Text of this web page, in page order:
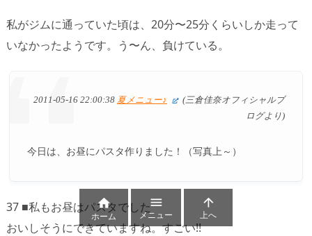
私がジムに通っていた頃は、20分〜25分くらいしか走って
いなかったようです。う〜ん、負けている。
2011-05-16 22:00:38 夏メニュー♪
(三倉佳奈オフィシャルブ
ログより)
今日は、お昼にパスタ作りました！（写真上～）
37 ■私もお昼はパスタでした
おいしそうにできていますね。すごい!!

ホーム

メニュー

上へ